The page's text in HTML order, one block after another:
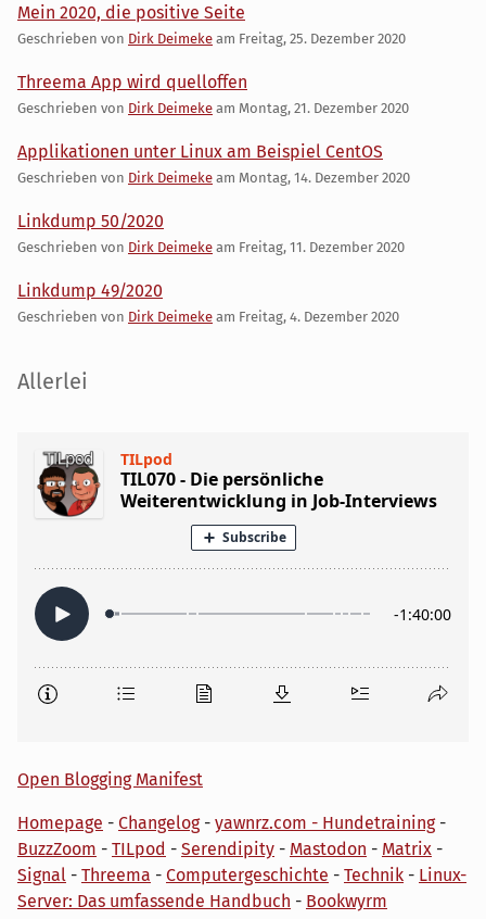
Mein 2020, die positive Seite
Geschrieben von Dirk Deimeke am Freitag, 25. Dezember 2020
Threema App wird quelloffen
Geschrieben von Dirk Deimeke am Montag, 21. Dezember 2020
Applikationen unter Linux am Beispiel CentOS
Geschrieben von Dirk Deimeke am Montag, 14. Dezember 2020
Linkdump 50/2020
Geschrieben von Dirk Deimeke am Freitag, 11. Dezember 2020
Linkdump 49/2020
Geschrieben von Dirk Deimeke am Freitag, 4. Dezember 2020
Seitenleiste
Allerlei
Open Blogging Manifest
Homepage - Changelog- yawnrz.com - Hundetraining-
BuzzZoom - TILpod - Serendipity - Mastodon - Matrix -
Signal - Threema - Computergeschichte - Technik - Linux-
Server: Das umfassende Handbuch - Bookwyrm